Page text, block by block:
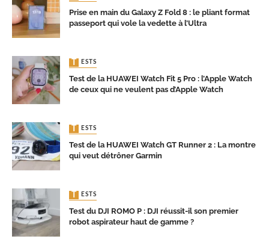
Prise en main du Galaxy Z Fold 8 : le pliant format
passeport qui vole la vedette à l’Ultra
TESTS
Test de la HUAWEI Watch Fit 5 Pro : l’Apple Watch
de ceux qui ne veulent pas d’Apple Watch
TESTS
Test de la HUAWEI Watch GT Runner 2 : La montre
qui veut détrôner Garmin
TESTS
Test du DJI ROMO P : DJI réussit-il son premier
robot aspirateur haut de gamme ?